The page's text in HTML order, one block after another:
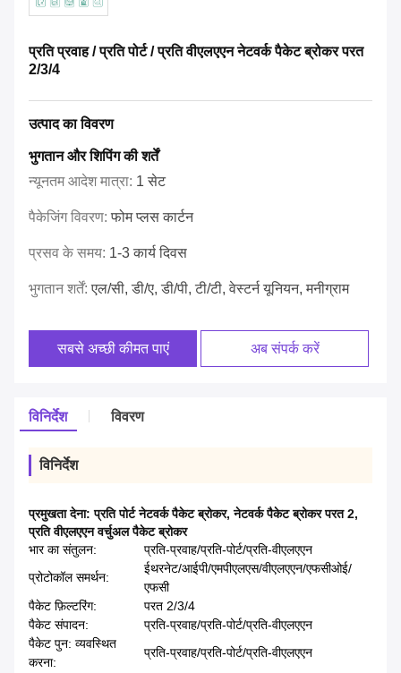
प्रति प्रवाह / प्रति पोर्ट / प्रति वीएलएएन नेटवर्क पैकेट ब्रोकर परत
2/3/4
उत्पाद का विवरण
भुगतान और शिपिंग की शर्तें
न्यूनतम आदेश मात्रा: 1 सेट
पैकेजिंग विवरण:फोम प्लस कार्टन
प्रसव के समय: 1-3 कार्य दिवस
भुगतान शर्तें:एल/सी, डी/ए, डी/पी, टी/टी, वेस्टर्न यूनियन, मनीग्राम
सबसे अच्छी कीमत पाएं अब संपर्क करें
विनिर्देश विवरण
विनिर्देश
प्रमुखता देना:प्रति पोर्ट नेटवर्क पैकेट ब्रोकर,नेटवर्क पैकेट ब्रोकर परत 2,
प्रति वीएलएएन वर्चुअल पैकेट ब्रोकर
भार का संतुलन:
प्रति-प्रवाह/प्रति-पोर्ट/प्रति-वीएलएएन
प्रोटोकॉल समर्थन:
ईथरनेट/आईपी/एमपीएलएस/वीएलएएन/एफसीओई/
एफसी
पैकेट फ़िल्टरिंग:
परत 2/3/4
पैकेट संपादन:
प्रति-प्रवाह/प्रति-पोर्ट/प्रति-वीएलएएन
पैकेट पुन: व्यवस्थित
करना:
प्रति-प्रवाह/प्रति-पोर्ट/प्रति-वीएलएएन